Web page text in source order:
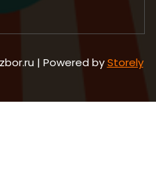
| Powered byStorely